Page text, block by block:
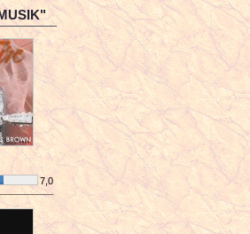
7,0